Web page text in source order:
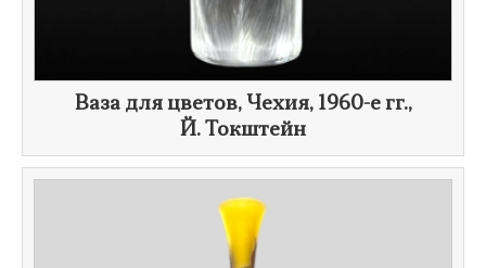
Ваза для цветов, Чехия, 1960-е гг.,
Й. Токштейн